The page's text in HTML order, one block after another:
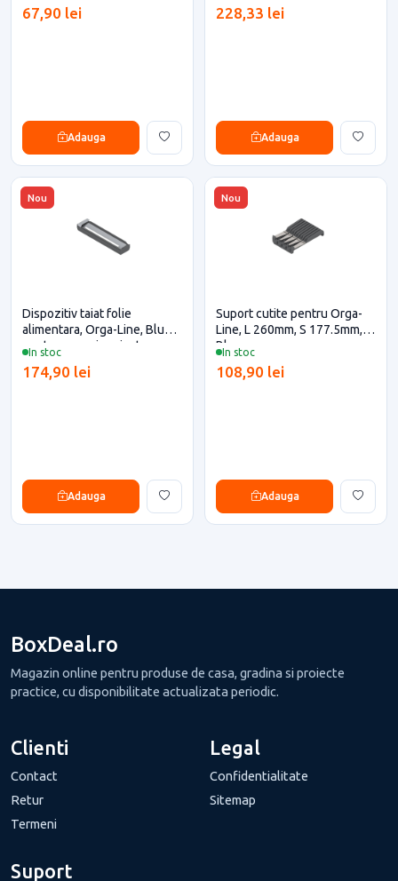
67,90 lei
Adauga
228,33 lei
Adauga
Nou
In stoc
Dispozitiv taiat folie
alimentara, Orga-Line, Blum
pentru casa si proiecte
174,90 lei
Adauga
Nou
In stoc
Suport cutite pentru Orga-
Line, L 260mm, S 177.5mm,
Blum
108,90 lei
Adauga
BoxDeal.ro
Magazin online pentru produse de casa, gradina si proiecte
practice, cu disponibilitate actualizata periodic.
Clienti
Contact
Retur
Termeni
Legal
Confidentialitate
Sitemap
Suport